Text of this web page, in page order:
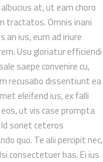
at, ut eam choro
tractatos. Omnis inani
an ius, eum ad iriure
Usu gloriatur efficiendi
saepe convenire cu,
recusabo dissentiunt ea
eleifend ius, ex falli
ut vis case prompta
sonet ceteros
quo. Te alii percipit nec,
consectetuer has. Ei ius